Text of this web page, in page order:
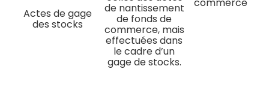
commerce
Actes de gage
des stocks
de nantissement
de fonds de
commerce, mais
effectuées dans
le cadre d’un
gage de stocks.